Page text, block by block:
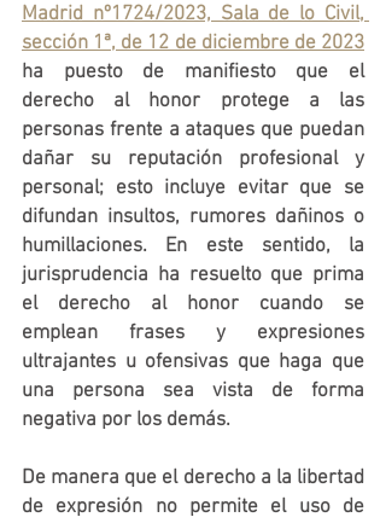
Madrid nº1724/2023, Sala de lo Civil,
sección 1ª, de 12 de diciembre de 2023
ha puesto de manifiesto que el
derecho al honor protege a las
personas frente a ataques que puedan
dañar su reputación profesional y
personal; esto incluye evitar que se
difundan insultos, rumores dañinos o
humillaciones. En este sentido, la
jurisprudencia ha resuelto que prima
el derecho al honor cuando se
emplean frases y expresiones
ultrajantes u ofensivas que haga que
una persona sea vista de forma
negativa por los demás.
De manera que el derecho a la libertad
de expresión no permite el uso de